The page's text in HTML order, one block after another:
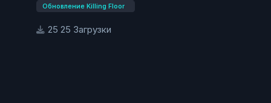
персонажа Steampunk Mrs. Foster на карте KF-
Обновление Killing Floor
25 Загрузки